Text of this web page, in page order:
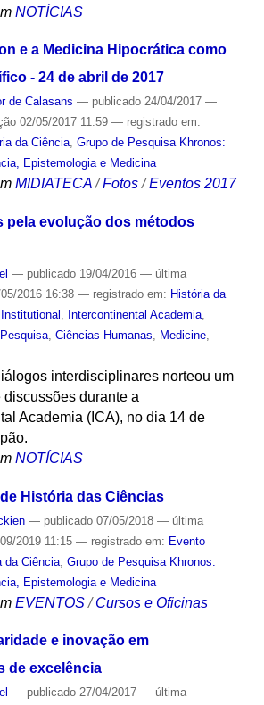
NOTÍCIAS
e a Medicina Hipocrática como
- 24 de abril de 2017
de Calasans — publicado24/04/2017 —
02/05/2017 11:59 — registrado em:
da Ciência, Grupo de Pesquisa Khronos:
Epistemologia e Medicina
MIDIATECA /Fotos /Eventos 2017
pela evolução dos métodos
— publicado19/04/2016 — última
2016 16:38 — registrado em: História da
Institutional , Intercontinental Academia,
Pesquisa, Ciências Humanas, Medicine,
interdisciplinares norteou um
durante a
Academia (ICA), no dia 14 de
NOTÍCIAS
de História das Ciências
— publicado07/05/2018 — última
2019 11:15 — registrado em: Evento
da Ciência, Grupo de Pesquisa Khronos:
Epistemologia e Medicina
EVENTOS /Cursos e Oficinas
e inovação em
de excelência
— publicado27/04/2017 — última